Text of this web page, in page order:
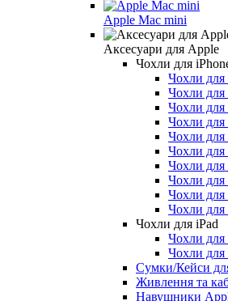
Apple Mac mini
Аксесуари для Apple
Чохли для
Чохли для
Чохли для
Чохли для
Чохли для
Чохли для
Чохли для
Чохли для
Чохли для
Чохли для
Чохли для
Чохли для iPad
Чохли для
Чохли для
Сумки/Кейси
Живлення та
Навушники